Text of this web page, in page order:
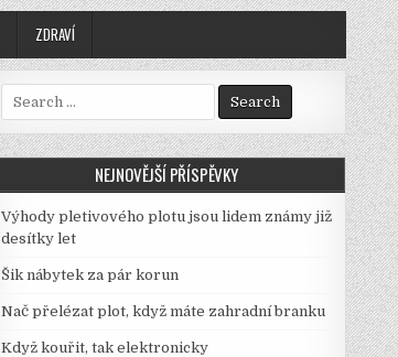
ZDRAVÍ
Search
for:
NEJNOVĚJŠÍ PŘÍSPĚVKY
Výhody pletivového plotu jsou lidem známy již
desítky let
Šik nábytek za pár korun
Nač přelézat plot, když máte zahradní branku
Když kouřit, tak elektronicky